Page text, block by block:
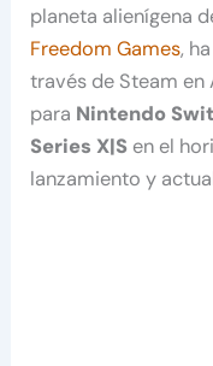
planeta alienígena
Freedom Games,
través de Steam
para Nintendo
Series X|S en el
lanzamiento y